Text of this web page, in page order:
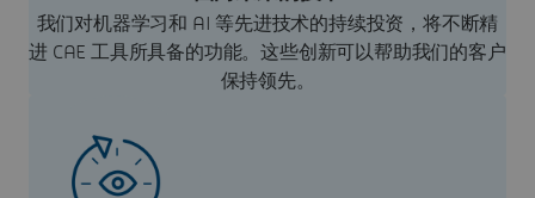
我们对机器学习和 AI 等先进技术的持续投资，将不断精
进 CAE 工具所具备的功能。这些创新可以帮助我们的客户
保持领先。